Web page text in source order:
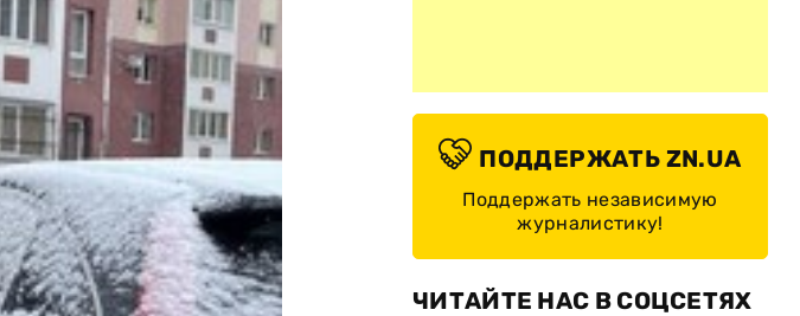
ПОДДЕРЖАТЬ ZN.UA
Поддержать независимую
журналистику!
ЧИТАЙТЕ НАС В СОЦСЕТЯХ